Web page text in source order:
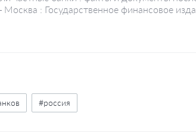
: Государственное финансовое
#россия